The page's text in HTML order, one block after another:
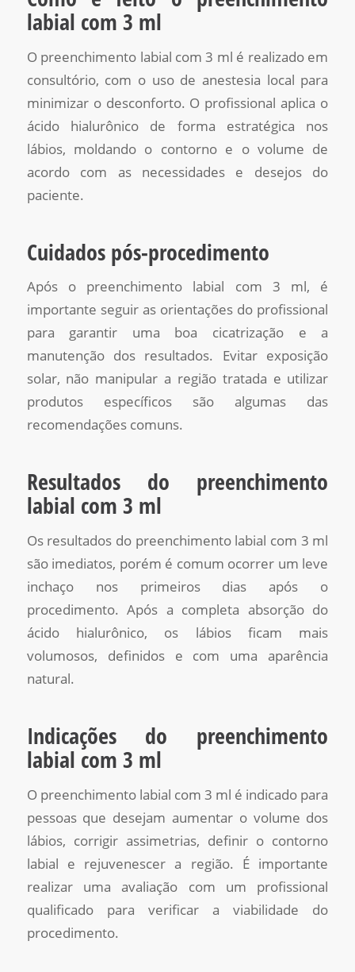
labial com 3 ml
O preenchimento labial com 3 ml é realizado em
consultório, com o uso de anestesia local para
minimizar o desconforto. O profissional aplica o
ácido hialurônico de forma estratégica nos
lábios, moldando o contorno e o volume de
acordo com as necessidades e desejos do
paciente.
Cuidados pós-procedimento
Após o preenchimento labial com 3 ml, é
importante seguir as orientações do profissional
para garantir uma boa cicatrização e a
manutenção dos resultados. Evitar exposição
solar, não manipular a região tratada e utilizar
produtos específicos são algumas das
recomendações comuns.
Resultados do preenchimento
labial com 3 ml
Os resultados do preenchimento labial com 3 ml
são imediatos, porém é comum ocorrer um leve
inchaço nos primeiros dias após o
procedimento. Após a completa absorção do
ácido hialurônico, os lábios ficam mais
volumosos, definidos e com uma aparência
natural.
Indicações do preenchimento
labial com 3 ml
O preenchimento labial com 3 ml é indicado para
pessoas que desejam aumentar o volume dos
lábios, corrigir assimetrias, definir o contorno
labial e rejuvenescer a região. É importante
realizar uma avaliação com um profissional
qualificado para verificar a viabilidade do
procedimento.